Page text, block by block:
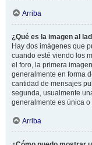
Arriba
¿Qué es la imagen al
Hay dos imágenes que
cuando esté viendo los
el foro, la primera
generalmente en forma
cantidad de mensajes
segunda, usualmente
generalmente es única
Arriba